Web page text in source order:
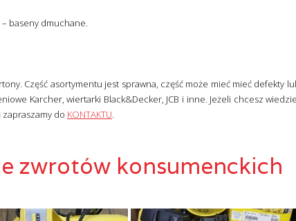
– baseny dmuchane.
Część asortymentu jest sprawna, część może mieć mieć defekty
Karcher, wiertarki Black&Decker, JCB i inne. Jeżeli chcesz
do KONTAKTU.
zwrotów konsumenckich